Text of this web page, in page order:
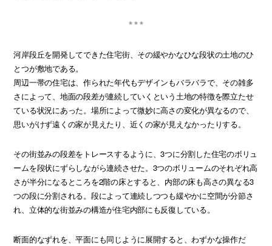
河岸段丘を開発してできた住宅街、その緩やかなひな段状の土地のひ
とつが敷地である。
周辺一帯の住宅は、作られた年代もデザインもバラバラで、その雑多
さによって、地面の段差が連続していくという土地の特徴を際立たせ
ている状況にあった。場所によって微妙に高さの変化が異なるので、
思いがけず遠くの家が見えたり、近くの家が見えなかったりする。
その街並みの段差をトレースするように、3つに分割した住宅のボリュ
ームを段状にずらしながら連続させた。3つのボリュームのそれぞれ高
さが半分になるところを2階の床とすると、内部の床も高さの異なる3
つの段に分割される。段によって連続しつつも緩やかに空間が分節さ
れ、立体的な街並みの構造が住宅内部にも反復している。
断面的なずれを、平面にも同じように展開すると、わずかな操作だ